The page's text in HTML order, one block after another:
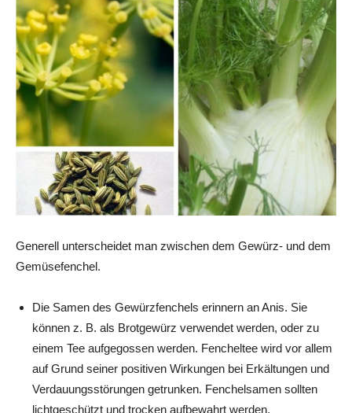
Generell unterscheidet man zwischen dem Gewürz- und dem
Gemüsefenchel.
Die Samen des Gewürzfenchels erinnern an Anis. Sie
können z. B. als Brotgewürz verwendet werden, oder zu
einem Tee aufgegossen werden. Fencheltee wird vor allem
auf Grund seiner positiven Wirkungen bei Erkältungen und
Verdauungsstörungen getrunken. Fenchelsamen sollten
lichtgeschützt und trocken aufbewahrt werden.